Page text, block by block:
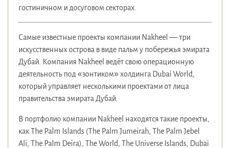
гостиничном и досуговом секторах.
Самые известные проекты компании Nakheel — три
искусственных острова в виде пальм у побережья эмирата
Дубай. Компания Nakheel ведёт свою операционную
деятельность под «зонтиком» холдинга Dubai World,
который управляет несколькими проектами от лица
правительства эмирата Дубай.
В портфолио компании Nakheel находятся такие проекты,
как The Palm Islands (The Palm Jumeirah, The Palm Jebel
Ali, The Palm Deira), The World, The Universe Islands, Dubai